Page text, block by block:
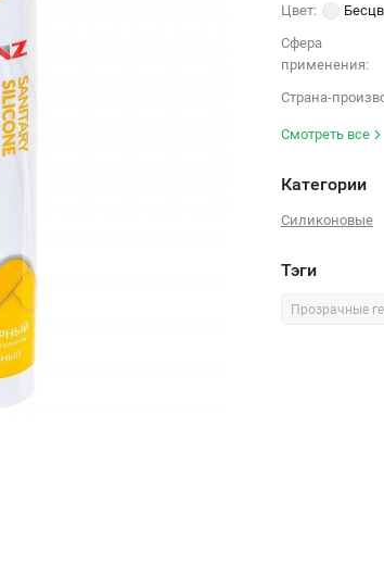
Цвет:
Сфера
применения:
Страна-
Смотреть все
Категории
Силиконовые
Тэги
Прозрачные